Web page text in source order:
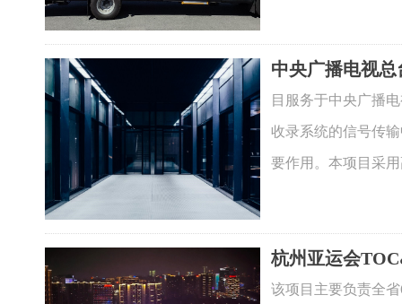
中央广播电视
目服务于中央广播
收录系统的信号传
要作用。本项目采
杭州亚运会
该项目主要负责全